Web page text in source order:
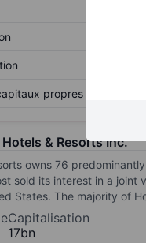
propres
& Resorts Inc.
owns 76
sold its interest in a
States. The majority of
Capitalisation
17bn